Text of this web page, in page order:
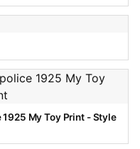
My Toy Print - Style